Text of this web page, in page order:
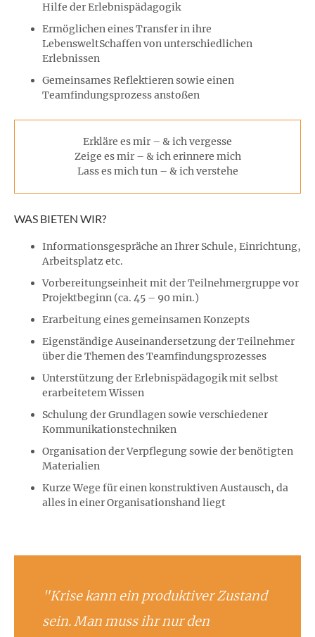
Hilfe der Erlebnispädagogik
Ermöglichen eines Transfer in ihre
LebensweltSchaffen von unterschiedlichen
Erlebnissen
Gemeinsames Reflektieren sowie einen
Teamfindungsprozess anstoßen
Erkläre es mir – & ich vergesse
Zeige es mir – & ich erinnere mich
Lass es mich tun – & ich verstehe
WAS BIETEN WIR?
Informationsgespräche an Ihrer Schule, Einrichtung,
Arbeitsplatz etc.
Vorbereitungseinheit mit der Teilnehmergruppe vor
Projektbeginn (ca. 45 – 90 min.)
Erarbeitung eines gemeinsamen Konzepts
Eigenständige Auseinandersetzung der Teilnehmer
über die Themen des Teamfindungsprozesses
Unterstützung der Erlebnispädagogik mit selbst
erarbeitetem Wissen
Schulung der Grundlagen sowie verschiedener
Kommunikationstechniken
Organisation der Verpflegung sowie der benötigten
Materialien
Kurze Wege für einen konstruktiven Austausch, da
alles in einer Organisationshand liegt
"Krise kann ein produktiver Zustand
sein. Man muss ihr nur den